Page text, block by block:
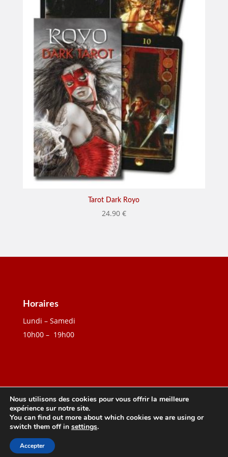
Tarot Dark Royo
24.90 €
Horaires
Lundi – Samedi
10h00 – 19h00
Création W3P | Tous droits réservés 2026
Mentions Légales
Nous utilisons des cookies pour vous offrir la meilleure
expérience sur notre site.
You can find out more about which cookies we are using or
switch them off in settings.
Accepter